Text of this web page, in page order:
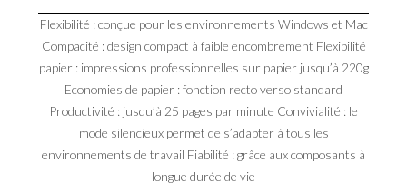
Flexibilité : conçue pour les environnements Windows et Mac
Compacité : design compact à faible encombrement Flexibilité
papier : impressions professionnelles sur papier jusqu’à 220g
Economies de papier : fonction recto verso standard
Productivité : jusqu’à 25 pages par minute Convivialité : le
mode silencieux permet de s’adapter à tous les
environnements de travail Fiabilité : grâce aux composants à
longue durée de vie